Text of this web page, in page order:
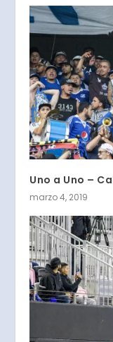
Uno a Uno –
marzo 4, 2019